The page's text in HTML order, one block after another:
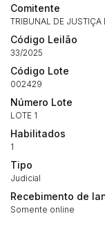
Comitente
TRIBUNAL DE
Código Leilão
33/2025
Código Lote
002429
Número Lote
LOTE 1
Habilitados
1
Tipo
Judicial
Recebimento de
Somente online
14/04/
14/04/
Clique aqui